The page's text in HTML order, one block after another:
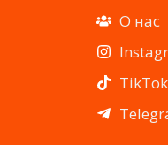
О нас
TikTok